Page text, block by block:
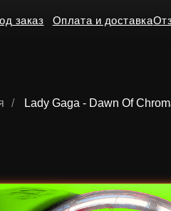
Отзывы
Оплата и доставка
/ Lady Gaga - Dawn Of